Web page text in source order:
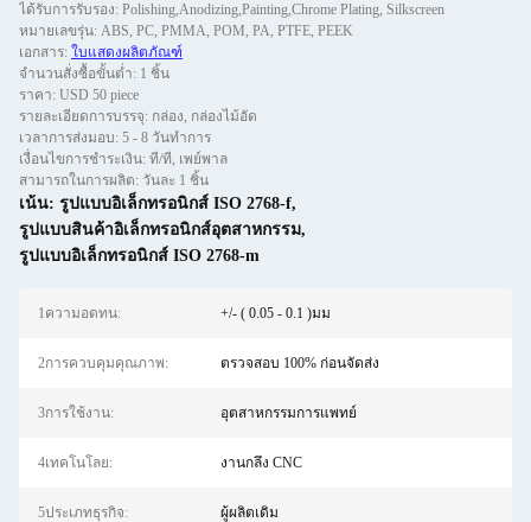
ได้รับการรับรอง: Polishing,Anodizing,Painting,Chrome Plating, Silkscreen
หมายเลขรุ่น: ABS, PC, PMMA, POM, PA, PTFE, PEEK
เอกสาร: ใบแสดงผลิตภัณฑ์
จำนวนสั่งซื้อขั้นต่ำ: 1 ชิ้น
ราคา: USD 50 piece
รายละเอียดการบรรจุ: กล่อง, กล่องไม้อัด
เวลาการส่งมอบ: 5 - 8 วันทำการ
เงื่อนไขการชำระเงิน: ที/ที, เพย์พาล
สามารถในการผลิต: วันละ 1 ชิ้น
เน้น: รูปแบบอิเล็กทรอนิกส์ ISO 2768-f,
รูปแบบสินค้าอิเล็กทรอนิกส์อุตสาหกรรม,
รูปแบบอิเล็กทรอนิกส์ ISO 2768-m
1ความอดทน: +/- ( 0.05 - 0.1 )มม
2การควบคุมคุณภาพ: ตรวจสอบ 100% ก่อนจัดส่ง
3การใช้งาน: อุตสาหกรรมการแพทย์
4เทคโนโลย: งานกลึง CNC
5ประเภทธุรกิจ: ผู้ผลิตเดิม